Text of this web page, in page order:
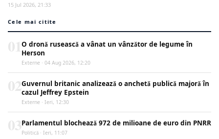
15 Jul 2026, 21:33
Cele mai citite
O dronă rusească a vânat un vânzător de legume în
Herson
Externe · 04 Aug 2026, 12:20
Guvernul britanic analizează o anchetă publică majoră în
cazul Jeffrey Epstein
Externe · Ieri, 12:30
Parlamentul blochează 972 de milioane de euro din PNRR
Politică · Ieri, 11:07